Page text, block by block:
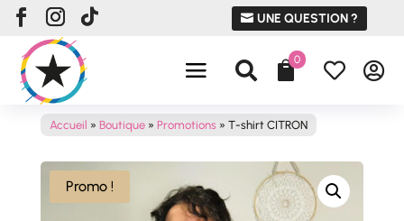
UNE QUESTION ?
 0  
Accueil » Boutique» Promotions» T-shirt CITRON
Promo !